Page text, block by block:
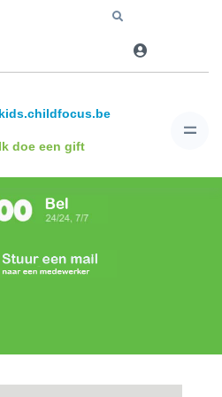
kids.childfocus.be
Ik doe een gift